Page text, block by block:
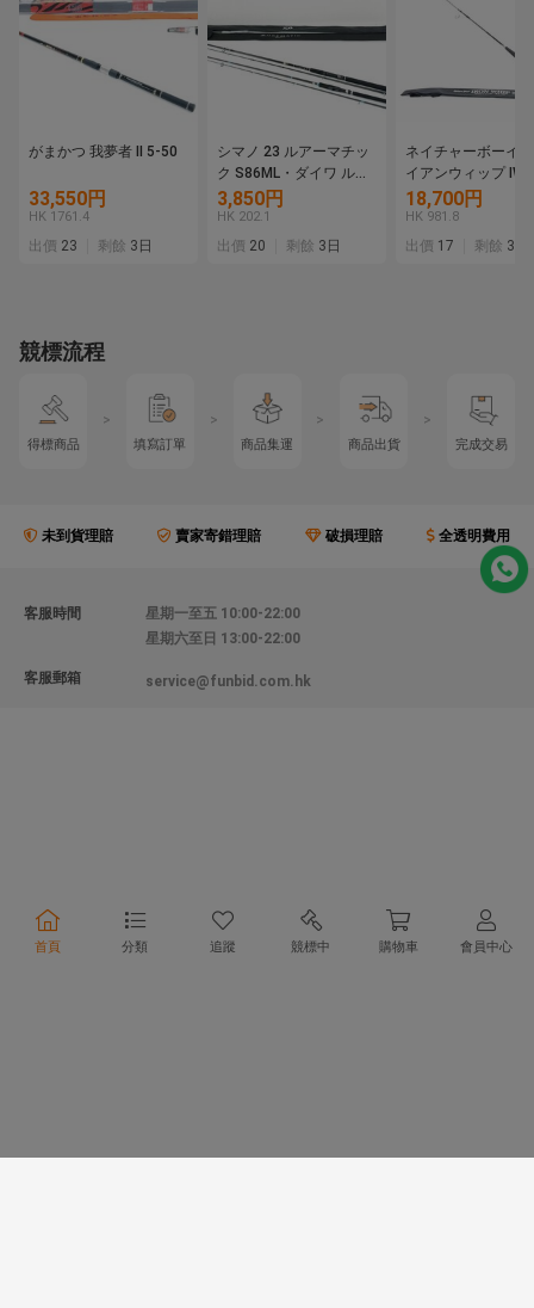
首頁 分類 追蹤 競標中 購物車 會員中心
がまかつ 我夢者 II 5-50
33,550円
HK 1761.4
出價 23 剩餘 3日
シマノ 23 ルアーマチッ
ク S86ML・ダイワ ルア
ーニスト 96MH 計2点 セ
ットルアーロッド
3,850円
HK 202.1
出價 20 剩餘 3日
ネイチャーボーイ
イアンウィップ
613 美品
18,700円
HK 981.8
出價 17 剩餘 3日
競標流程
得標商品
>
填寫訂單
>
商品集運
>
商品出貨
>
完成交易
未到貨理賠 賣家寄錯理賠 破損理賠 全透明費用
客服時間
星期一至五 10:00-22:00
星期六至日 13:00-22:00
客服郵箱 service@funbid.com.hk